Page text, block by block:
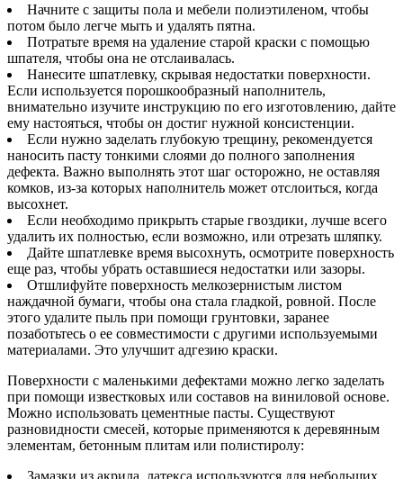
Начните с защиты пола и мебели полиэтиленом, чтобы
потом было легче мыть и удалять пятна.
Потратьте время на удаление старой краски с помощью
шпателя, чтобы она не отслаивалась.
Нанесите шпатлевку, скрывая недостатки поверхности.
Если используется порошкообразный наполнитель,
внимательно изучите инструкцию по его изготовлению, дайте
ему настояться, чтобы он достиг нужной консистенции.
Если нужно заделать глубокую трещину, рекомендуется
наносить пасту тонкими слоями до полного заполнения
дефекта. Важно выполнять этот шаг осторожно, не оставляя
комков, из-за которых наполнитель может отслоиться, когда
высохнет.
Если необходимо прикрыть старые гвоздики, лучше всего
удалить их полностью, если возможно, или отрезать шляпку.
Дайте шпатлевке время высохнуть, осмотрите поверхность
еще раз, чтобы убрать оставшиеся недостатки или зазоры.
Отшлифуйте поверхность мелкозернистым листом
наждачной бумаги, чтобы она стала гладкой, ровной. После
этого удалите пыль при помощи грунтовки, заранее
позаботьтесь о ее совместимости с другими используемыми
материалами. Это улучшит адгезию краски.
Поверхности с маленькими дефектами можно легко заделать
при помощи известковых или составов на виниловой основе.
Можно использовать цементные пасты. Существуют
разновидности смесей, которые применяются к деревянным
элементам, бетонным плитам или полистиролу:
Замазки из акрила, латекса используются для небольших